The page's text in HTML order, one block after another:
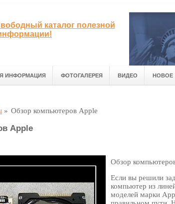
каталог полезной
ИНФОРМАЦИЯ ФОТОГАЛЕРЕЯ ВИДЕО НОВОЕ
» Обзор компьютеров Apple
Apple
Обзор
Если вы решили
компьютер из
моделей марки